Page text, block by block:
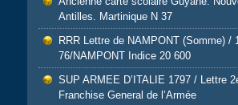
Antilles. Martinique N 37
RRR Lettre de NAMPONT (Somme) /
76/NAMPONT Indice 20 600
SUP ARMEE D’ITALIE 1797 / Lettre
Franchise General de l’Armée